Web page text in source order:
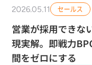
2026.05.11 セールス
営業が採用できな
現実解。即戦力
間をゼロにする